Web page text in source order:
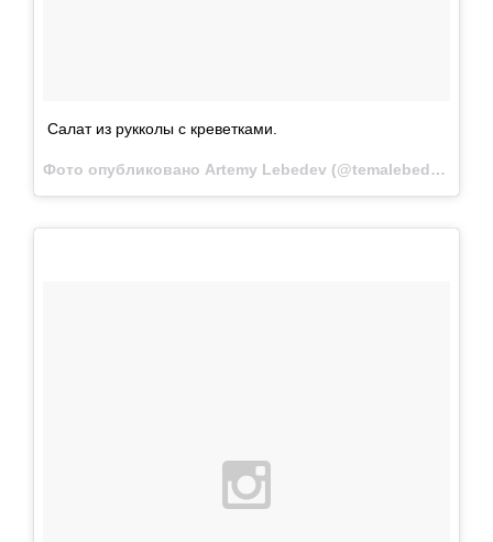
Салат из рукколы с креветками.
Фото опубликовано Artemy Lebedev (@temalebedev)